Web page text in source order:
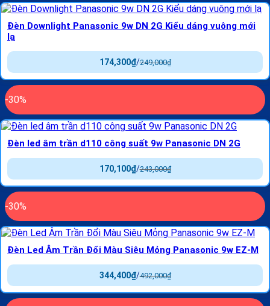
Đèn Downlight Panasonic 9w DN 2G Kiểu dáng vuông mới
lạ
249,000₫
/
174,300₫
-30%
Đèn led âm trần d110 công suất 9w Panasonic DN 2G
243,000₫
/
170,100₫
-30%
Đèn Led Âm Trần Đổi Màu Siêu Mỏng Panasonic 9w EZ-M
492,000₫
/
344,400₫